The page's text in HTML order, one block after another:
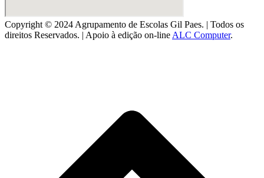
Copyright © 2024 Agrupamento de Escolas Gil Paes. | Todos os
direitos Reservados. | Apoio à edição on-line ALC Computer.